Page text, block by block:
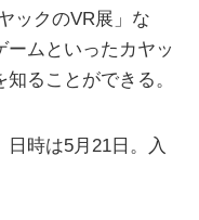
ックのVR展」な
ームといったカヤッ
ることができる。
時は5月21日。入